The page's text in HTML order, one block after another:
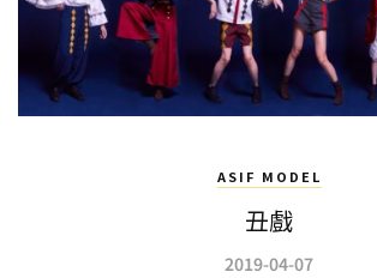
ASIF MODEL
丑戲
2019-04-07